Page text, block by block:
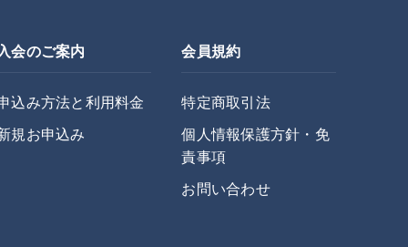
入会のご案内
込み方法と利用料金
規お申込み
会員規約
特定商取引法
個人情報保護方針・免
責事項
お問い合わせ